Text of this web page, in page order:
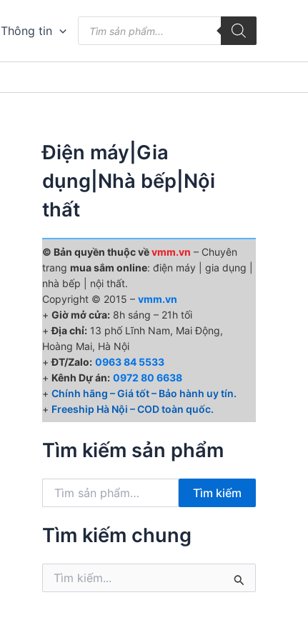
Thông tin
kiếm
phẩm
Điện máy|Gia
dụng|Nhà bếp|Nội
thất
© Bản quyền thuộc vềvmm.vn – Chuyên
trang mua sắm online: điện máy | gia dụng |
nhà bếp | nội thất.
Copyright © 2015 – vmm.vn
+ Giờ mở cửa: 8h sáng – 21h tối
+Địa chỉ: 13 phố Lĩnh Nam, Mai Động,
Hoàng Mai, Hà Nội
+ĐT/Zalo: 0963 84 5533
+ Kênh Dự án: 0972 80 6638
+ Chính hãng – Giá tốt – Bảo hành uy tín.
+ Freeship Hà Nội – COD toàn quốc.
Tìm kiếm sản phẩm
k
Tìm kiếm
Tìm kiếm chung